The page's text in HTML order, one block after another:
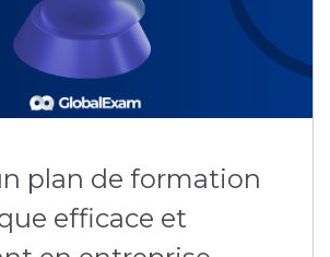
plan de formation
efficace et